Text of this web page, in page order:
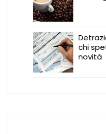
chi
novità